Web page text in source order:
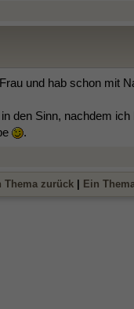
und hab schon mit
den Sinn, nachdem
.
Thema zurück | Ein